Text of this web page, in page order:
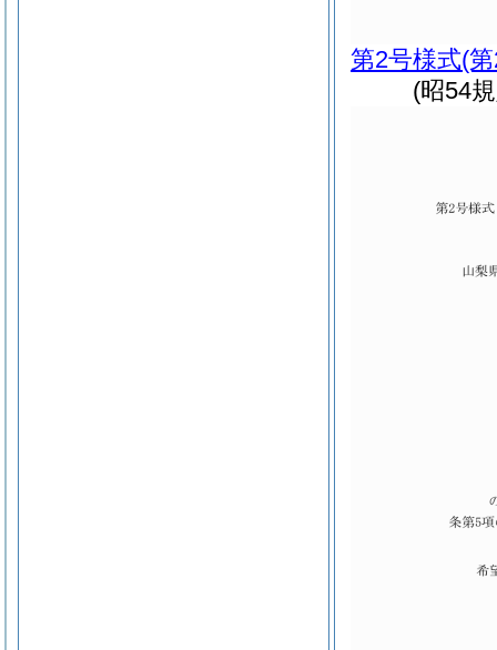
第2号様式(
(昭54